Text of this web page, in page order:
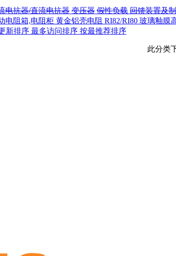
电抗器/直流电抗器 变压器 假性负载 回馈装置及
电阻箱,电阻柜 黄金铝壳电阻 RI82/RI80 玻璃釉膜
新排序 最多访问排序 按最推荐排序
此分类